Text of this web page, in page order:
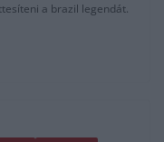
a brazil legendát.